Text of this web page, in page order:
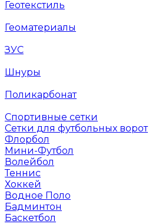
Геотекстиль
Геоматериалы
ЗУС
Шнуры
Поликарбонат
Спортивные сетки
Сетки для футбольных ворот
Флорбол
Мини-Футбол
Волейбол
Теннис
Хоккей
Водное Поло
Бадминтон
Баскетбол